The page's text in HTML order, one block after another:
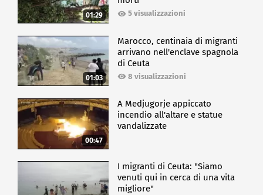
01:29 5 visualizzazioni
01:03
Marocco, centinaia di migranti
arrivano nell'enclave spagnola
di Ceuta
8 visualizzazioni
00:47
A Medjugorje appiccato
incendio all'altare e statue
vandalizzate
I migranti di Ceuta: "Siamo
venuti qui in cerca di una vita
migliore"